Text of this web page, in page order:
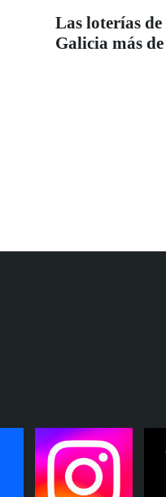
Las loterías
Galicia más